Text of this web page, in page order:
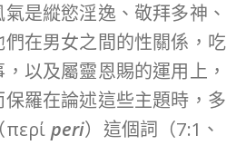
是縱慾淫逸、敬拜多神、
在男女之間的性關係，吃
以及屬靈恩賜的運用上，
羅在論述這些主題時，多
περί peri）這個詞（7:1、